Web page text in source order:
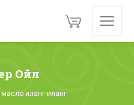
Ойл
иланг-иланг